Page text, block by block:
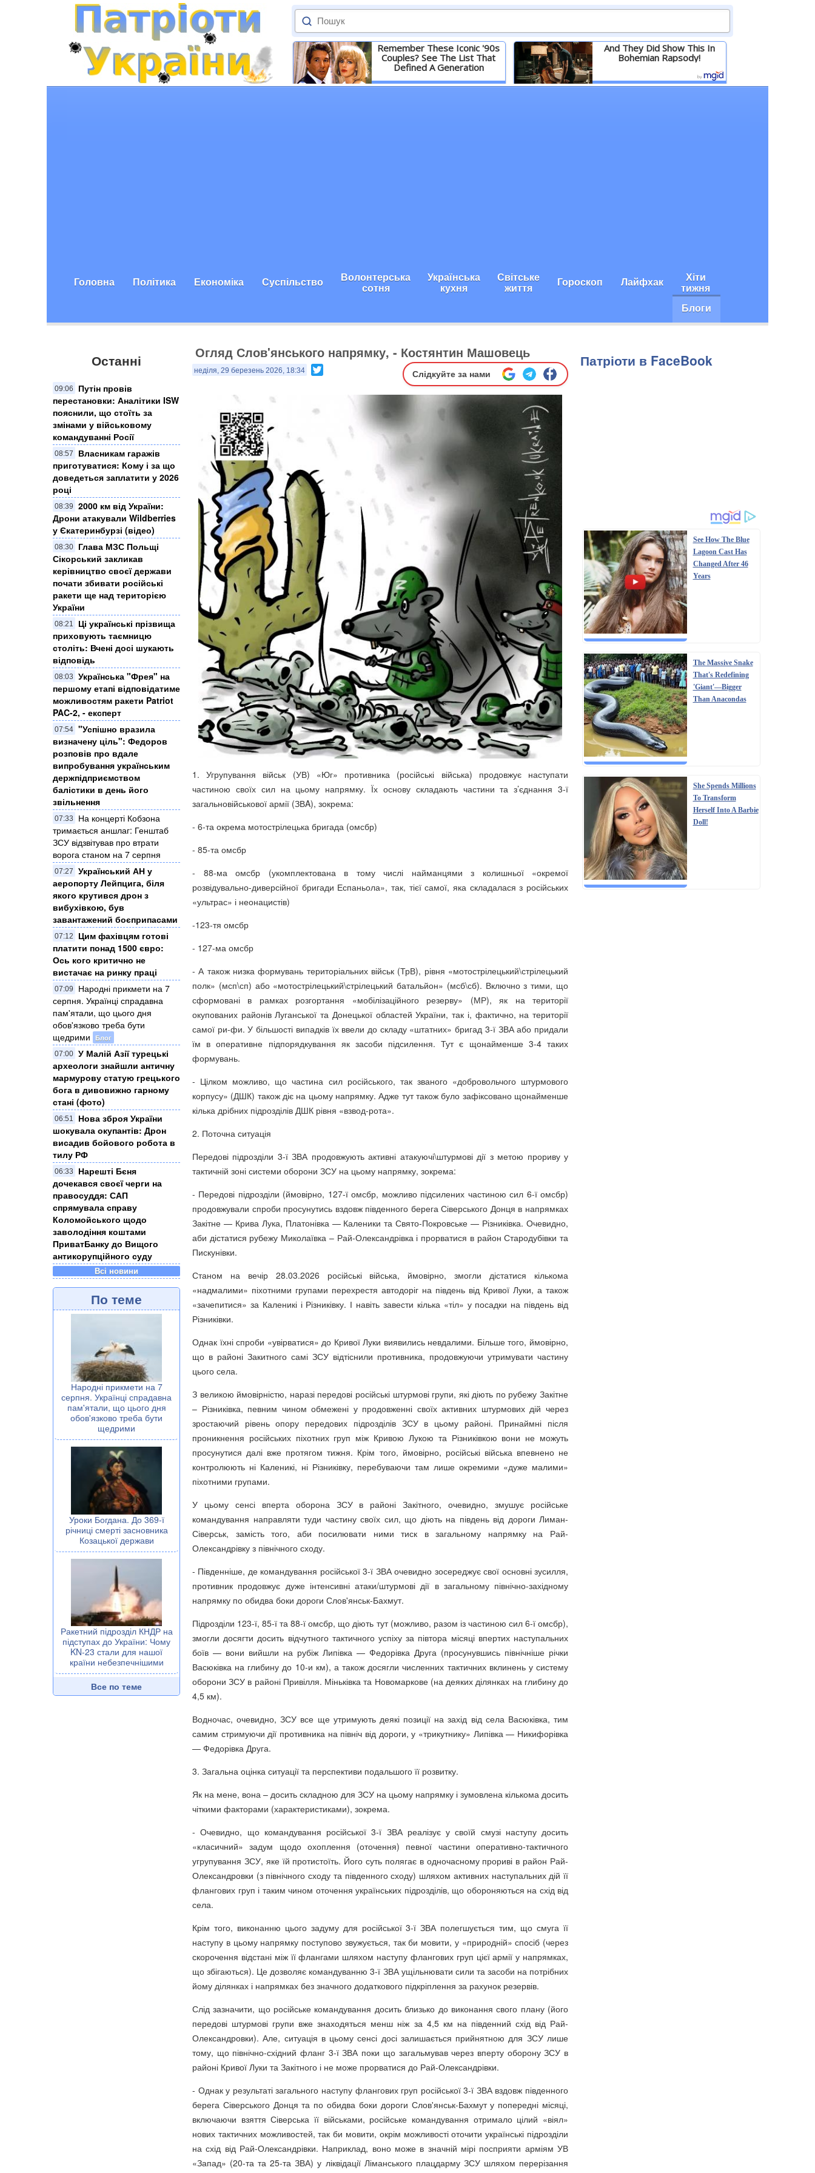
Remember These Iconic '90s
Couples? See The List That
Defined A Generation
Детальніше
And They Did Show This In
Bohemian Rapsody!
Детальніше
Головна Політика Економіка Суспільство Волонтерська
сотня
Українська
кухня
Світське
життя Гороскоп Лайфхак Хіти
тижня
Блоги
Останні
09:06
Путін провів
перестановки: Аналітики ISW
пояснили, що стоїть за
змінами у військовому
командуванні Росії
08:57
Власникам гаражів
приготуватися: Кому і за що
доведеться заплатити у 2026
році
08:39
2000 км від України:
Дрони атакували Wildberries
у Єкатеринбурзі (відео)
08:30
Глава МЗС Польщі
Сікорський закликав
керівництво своєї держави
почати збивати російські
ракети ще над територією
України
08:21
Ці українські прізвища
приховують таємницю
століть: Вчені досі шукають
відповідь
08:03
Українська "Фрея" на
першому етапі відповідатиме
можливостям ракети Patriot
PAC-2, - експерт
07:54 "Успішно вразила
визначену ціль": Федоров
розповів про вдале
випробування українським
держпідприємством
балістики в день його
звільнення
07:33
На концерті Кобзона
тримається аншлаг: Генштаб
ЗСУ відзвітував про втрати
ворога станом на 7 серпня
07:27
Український АН у
аеропорту Лейпцига, біля
якого крутився дрон з
вибухівкою, був
завантажений боєприпасами
07:12
Цим фахівцям готові
платити понад 1500 євро:
Ось кого критично не
вистачає на ринку праці
07:09
Народні прикмети на 7
серпня. Українці спрадавна
пам'ятали, що цього дня
обов'язково треба бути
щедрими
Блог
07:00 У Малій Азії турецькі
археологи знайшли античну
мармурову статую грецького
бога в дивовижно гарному
стані (фото)
06:51
Нова зброя України
шокувала окупантів: Дрон
висадив бойового робота в
тилу РФ
06:33
Нарешті Бєня
дочекався своєї черги на
правосуддя: САП
спрямувала справу
Коломойського щодо
заволодіння коштами
ПриватБанку до Вищого
антикорупційного суду
Всі новини
По теме
Народні прикмети на 7
серпня. Українці спрадавна
пам'ятали, що цього дня
обов'язково треба бути
щедрими
Уроки Богдана. До 369-ї
річниці смерті засновника
Козацької держави
Ракетний підрозділ КНДР на
підступах до України: Чому
KN-23 стали для нашої
країни небезпечнішими
Все по теме
Огляд Слов'янського напрямку, - Костянтин Машовець
неділя, 29 березень 2026, 18:34 Слідкуйте за нами
1. Угрупування військ (УВ) «Юг» противника (російські війська) продовжує наступати
частиною своїх сил на цьому напрямку. Їх основу складають частини та з’єднання 3-ї
загальновійськової армії (ЗВA), зокрема:
- 6-та окрема мотострілецька бригада (омсбр)
- 85-та омсбр
- 88-ма омсбр (укомплектована в тому числі найманцями з колишньої «окремої
розвідувально-диверсійної бригади Еспаньола», так, тієї самої, яка складалася з російських
«ультрас» і неонацистів)
-123-тя омсбр
- 127-ма омсбр
- А також низка формувань територіальних військ (ТрВ), рівня «мотострілецький\стрілецький
полк» (мсп\сп) або «мотострілецький\стрілецький батальйон» (мсб\сб). Включно з тими, що
сформовані в рамках розгортання «мобілізаційного резерву» (МР), як на території
окупованих районів Луганської та Донецької областей України, так і, фактично, на території
самої ри-фи. У більшості випадків їх ввели до складу «штатних» бригад 3-ї ЗВА або придали
їм в оперативне підпорядкування як засоби підсилення. Тут є щонайменше 3-4 таких
формувань.
- Цілком можливо, що частина сил російського, так званого «добровольчого штурмового
корпусу» (ДШК) також діє на цьому напрямку. Адже тут також було зафіксовано щонайменше
кілька дрібних підрозділів ДШК рівня «взвод-рота».
2. Поточна ситуація
Передові підрозділи 3-ї ЗВА продовжують активні атакуючі\штурмові дії з метою прориву у
тактичній зоні системи оборони ЗСУ на цьому напрямку, зокрема:
- Передові підрозділи (ймовірно, 127-ї омсбр, можливо підсилених частиною сил 6-ї омсбр)
продовжували спроби просунутись вздовж південного берега Сіверського Донця в напрямках
Закітне — Крива Лука, Платонівка — Каленики та Свято-Покровське — Різниківка. Очевидно,
аби дістатися рубежу Миколаївка – Рай-Олександрівка і прорватися в район Стародубівки та
Пискунівки.
Станом на вечір 28.03.2026 російські війська, ймовірно, змогли дістатися кількома
«надмалими» піхотними групами перехрестя автодоріг на південь від Кривої Луки, а також
«зачепитися» за Каленикі і Різниківку. І навіть завести кілька «тіл» у посадки на південь від
Різниківки.
Однак їхні спроби «увірватися» до Кривої Луки виявились невдалими. Більше того, ймовірно,
що в районі Закитного самі ЗСУ відтіснили противника, продовжуючи утримувати частину
цього села.
З великою ймовірністю, наразі передові російські штурмові групи, які діють по рубежу Закітне
– Різниківка, певним чином обмежені у продовженні своїх активних штурмових дій через
зростаючий рівень опору передових підрозділів ЗСУ в цьому районі. Принаймні після
проникнення російських піхотних груп між Кривою Лукою та Різниківкою вони не можуть
просунутися далі вже протягом тижня. Крім того, ймовірно, російські війська впевнено не
контролюють ні Каленикі, ні Різниківку, перебуваючи там лише окремими «дуже малими»
піхотними групами.
У цьому сенсі вперта оборона ЗСУ в районі Закітного, очевидно, змушує російське
командування направляти туди частину своїх сил, що діють на південь від дороги Лиман-
Сіверськ, замість того, аби посилювати ними тиск в загальному напрямку на Рай-
Олександрівку з північного сходу.
- Південніше, де командування російської 3-ї ЗВА очевидно зосереджує свої основні зусилля,
противник продовжує дуже інтенсивні атаки/штурмові дії в загальному північно-західному
напрямку по обидва боки дороги Слов'янськ-Бахмут.
Підрозділи 123-ї, 85-ї та 88-ї омсбр, що діють тут (можливо, разом із частиною сил 6-ї омсбр),
змогли досягти досить відчутного тактичного успіху за півтора місяці впертих наступальних
боїв — вони вийшли на рубіж Липівка — Федорівка Друга (просунувшись північніше річки
Васюківка на глибину до 10-и км), а також досягли численних тактичних вклинень у систему
оборони ЗСУ в районі Привілля. Міньківка та Новомаркове (на деяких ділянках на глибину до
4,5 км).
Водночас, очевидно, ЗСУ все ще утримують деякі позиції на захід від села Васюківка, тим
самим стримуючи дії противника на північ від дороги, у «трикутнику» Липівка — Никифорівка
— Федорівка Друга.
3. Загальна оцінка ситуації та перспективи подальшого її розвитку.
Як на мене, вона – досить складною для ЗСУ на цьому напрямку і зумовлена кількома досить
чіткими факторами (характеристиками), зокрема.
- Очевидно, що командування російської 3-ї ЗВА реалізує у своїй смузі наступу досить
«класичний» задум щодо охоплення (оточення) певної частини оперативно-тактичного
угрупування ЗСУ, яке їй протистоїть. Його суть полягає в одночасному прориві в район Рай-
Олександровки (з північного сходу та південного сходу) шляхом активних наступальних дій її
флангових груп і таким чином оточення українських підрозділів, що обороняються на схід від
села.
Крім того, виконанню цього задуму для російської 3-ї ЗВА полегшується тим, що смуга її
наступу в цьому напрямку поступово звужується, так би мовити, у «природній» спосіб (через
скорочення відстані між її флангами шляхом наступу флангових груп цієї армії у напрямках,
що збігаються). Це дозволяє командуванню 3-ї ЗВА ущільнювати сили та засоби на потрібних
йому ділянках і напрямках без значного додаткового підкріплення за рахунок резервів.
Слід зазначити, що російське командування досить близько до виконання свого плану (його
передові штурмові групи вже знаходяться менш ніж за 4,5 км на південний схід від Рай-
Олександровки). Але, ситуація в цьому сенсі досі залишається прийнятною для ЗСУ лише
тому, що північно-східний фланг 3-ї ЗВА поки що загальмував через вперту оборону ЗСУ в
районі Кривої Луки та Закітного і не може прорватися до Рай-Олександрівки.
- Однак у результаті загального наступу флангових груп російської 3-ї ЗВА вздовж південного
берега Сіверського Донця та по обидва боки дороги Слов'янськ-Бахмут у попередні місяці,
включаючи взяття Сіверська її військами, російське командування отримало цілий «віял»
нових тактичних можливостей, так би мовити, окрім можливості оточити українські підрозділи
на схід від Рай-Олександрівки. Наприклад, воно може в значній мірі посприяти арміям УВ
«Запад» (20-та та 25-та ЗВА) у ліквідації Ліманського плацдарму ЗСУ шляхом перерізання
Патріоти в FaceBook
See How The Blue
Lagoon Cast Has
Changed After 46
Years
The Massive Snake
That's Redefining
'Giant'—Bigger
Than Anacondas
She Spends Millions
To Transform
Herself Into A Barbie
Doll!